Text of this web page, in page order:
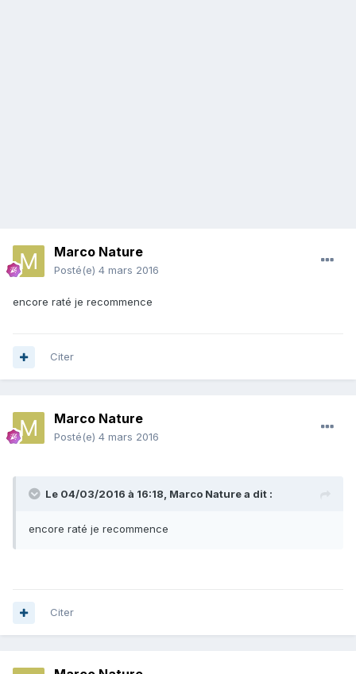
Marco Nature
Posté(e) 4 mars 2016
encore raté je recommence
Citer
Marco Nature
Posté(e) 4 mars 2016
Le 04/03/2016 à 16:18, Marco Nature a dit :
encore raté je recommence
Citer